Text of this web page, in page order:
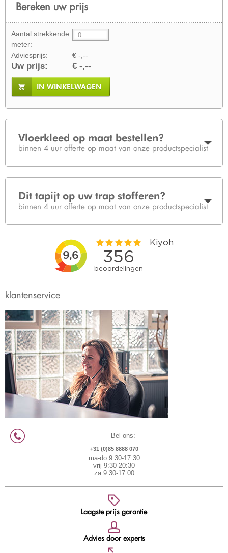
Bereken uw prijs
Aantal strekkende
meter:
Adviesprijs:
€ -,--
Uw prijs: € -,--
IN WINKELWAGEN
Vloerkleed op maat bestellen?
binnen 4 uur offerte op maat van onze productspecialist
Dit tapijt op uw trap stofferen?
binnen 4 uur offerte op maat van onze productspecialist
klantenservice
Bel ons:
+31 (0)85 8888 070
ma-do 9:30-17:30
vrij 9:30-20:30
za 9:30-17:00
Laagste prijs garantie
Advies door experts